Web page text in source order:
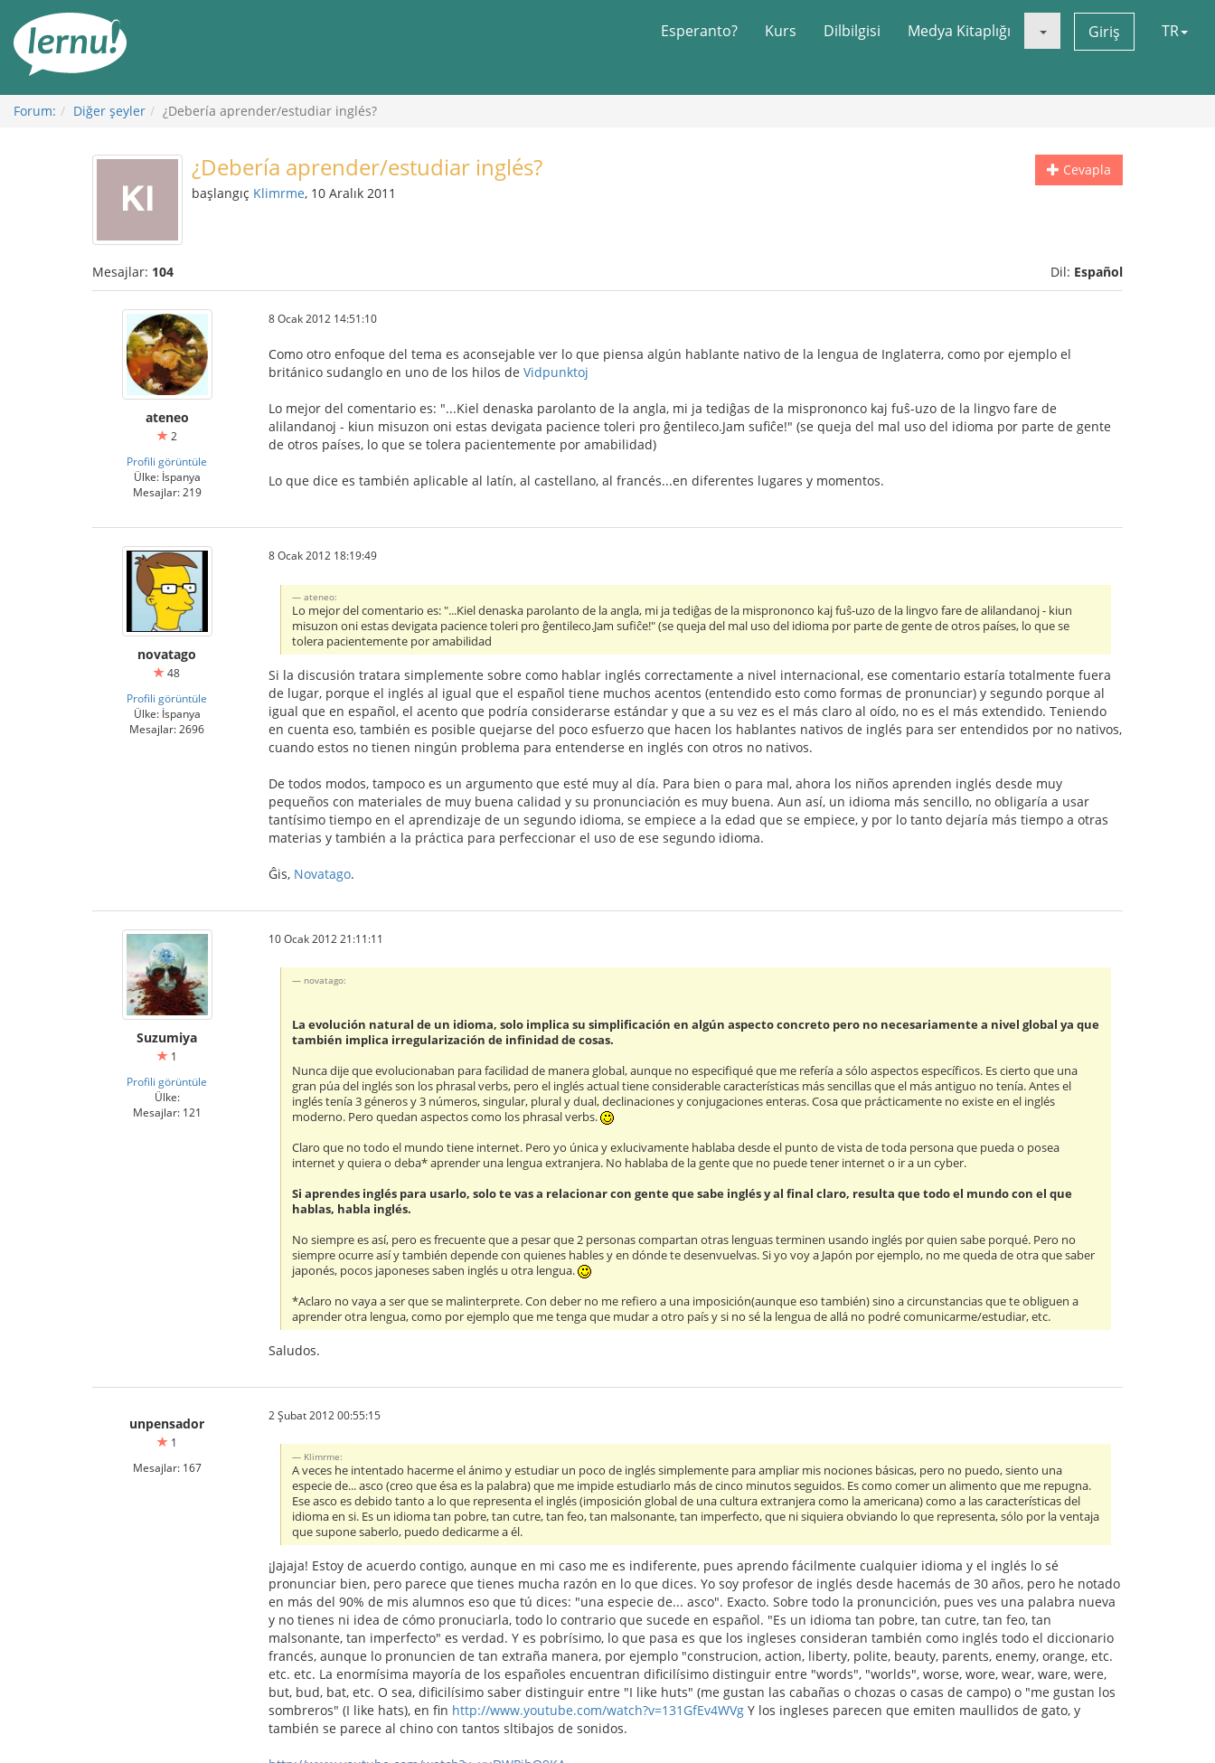
Görüntüleme
Esperanto? Kurs Dilbilgisi Medya Kitaplığı Giriş TR
Forum: Diğer şeyler ¿Debería aprender/estudiar inglés?
Cevapla
¿Debería aprender/estudiar inglés?
başlangıç Klimrme, 10 Aralık 2011
Mesajlar: 104 Dil: Español
ateneo
2
Profili görüntüle
Ülke: İspanya
Mesajlar: 219
8 Ocak 2012 14:51:10
Como otro enfoque del tema es aconsejable ver lo que piensa algún hablante nativo de la lengua de Inglaterra, como por ejemplo el
británico sudanglo en uno de los hilos de Vidpunktoj
Lo mejor del comentario es: "...Kiel denaska parolanto de la angla, mi ja tediĝas de la misprononco kaj fuŝ-uzo de la lingvo fare de
alilandanoj - kiun misuzon oni estas devigata pacience toleri pro ĝentileco.Jam sufiĉe!" (se queja del mal uso del idioma por parte de gente
de otros países, lo que se tolera pacientemente por amabilidad)
Lo que dice es también aplicable al latín, al castellano, al francés...en diferentes lugares y momentos.
novatago
48
Profili görüntüle
Ülke: İspanya
Mesajlar: 2696
8 Ocak 2012 18:19:49
ateneo:
Lo mejor del comentario es: "...Kiel denaska parolanto de la angla, mi ja tediĝas de la misprononco kaj fuŝ-uzo de la lingvo fare de alilandanoj - kiun
misuzon oni estas devigata pacience toleri pro ĝentileco.Jam sufiĉe!" (se queja del mal uso del idioma por parte de gente de otros países, lo que se
tolera pacientemente por amabilidad
Si la discusión tratara simplemente sobre como hablar inglés correctamente a nivel internacional, ese comentario estaría totalmente fuera
de lugar, porque el inglés al igual que el español tiene muchos acentos (entendido esto como formas de pronunciar) y segundo porque al
igual que en español, el acento que podría considerarse estándar y que a su vez es el más claro al oído, no es el más extendido. Teniendo
en cuenta eso, también es posible quejarse del poco esfuerzo que hacen los hablantes nativos de inglés para ser entendidos por no nativos,
cuando estos no tienen ningún problema para entenderse en inglés con otros no nativos.
De todos modos, tampoco es un argumento que esté muy al día. Para bien o para mal, ahora los niños aprenden inglés desde muy
pequeños con materiales de muy buena calidad y su pronunciación es muy buena. Aun así, un idioma más sencillo, no obligaría a usar
tantísimo tiempo en el aprendizaje de un segundo idioma, se empiece a la edad que se empiece, y por lo tanto dejaría más tiempo a otras
materias y también a la práctica para perfeccionar el uso de ese segundo idioma.
Ĝis, Novatago.
Suzumiya
1
Profili görüntüle
Ülke:
Mesajlar: 121
10 Ocak 2012 21:11:11
novatago:
La evolución natural de un idioma, solo implica su simplificación en algún aspecto concreto pero no necesariamente a nivel global ya que
también implica irregularización de infinidad de cosas.
Nunca dije que evolucionaban para facilidad de manera global, aunque no especifiqué que me refería a sólo aspectos específicos. Es cierto que una
gran púa del inglés son los phrasal verbs, pero el inglés actual tiene considerable características más sencillas que el más antiguo no tenía. Antes el
inglés tenía 3 géneros y 3 números, singular, plural y dual, declinaciones y conjugaciones enteras. Cosa que prácticamente no existe en el inglés
moderno. Pero quedan aspectos como los phrasal verbs.
Claro que no todo el mundo tiene internet. Pero yo única y exlucivamente hablaba desde el punto de vista de toda persona que pueda o posea
internet y quiera o deba* aprender una lengua extranjera. No hablaba de la gente que no puede tener internet o ir a un cyber.
Si aprendes inglés para usarlo, solo te vas a relacionar con gente que sabe inglés y al final claro, resulta que todo el mundo con el que
hablas, habla inglés.
No siempre es así, pero es frecuente que a pesar que 2 personas compartan otras lenguas terminen usando inglés por quien sabe porqué. Pero no
siempre ocurre así y también depende con quienes hables y en dónde te desenvuelvas. Si yo voy a Japón por ejemplo, no me queda de otra que saber
japonés, pocos japoneses saben inglés u otra lengua.
*Aclaro no vaya a ser que se malinterprete. Con deber no me refiero a una imposición(aunque eso también) sino a circunstancias que te obliguen a
aprender otra lengua, como por ejemplo que me tenga que mudar a otro país y si no sé la lengua de allá no podré comunicarme/estudiar, etc.
Saludos.
unpensador
1
Mesajlar: 167
2 Şubat 2012 00:55:15
Klimrme:
A veces he intentado hacerme el ánimo y estudiar un poco de inglés simplemente para ampliar mis nociones básicas, pero no puedo, siento una
especie de... asco (creo que ésa es la palabra) que me impide estudiarlo más de cinco minutos seguidos. Es como comer un alimento que me repugna.
Ese asco es debido tanto a lo que representa el inglés (imposición global de una cultura extranjera como la americana) como a las características del
idioma en si. Es un idioma tan pobre, tan cutre, tan feo, tan malsonante, tan imperfecto, que ni siquiera obviando lo que representa, sólo por la ventaja
que supone saberlo, puedo dedicarme a él.
¡Jajaja! Estoy de acuerdo contigo, aunque en mi caso me es indiferente, pues aprendo fácilmente cualquier idioma y el inglés lo sé
pronunciar bien, pero parece que tienes mucha razón en lo que dices. Yo soy profesor de inglés desde hacemás de 30 años, pero he notado
en más del 90% de mis alumnos eso que tú dices: "una especie de... asco". Exacto. Sobre todo la pronuncición, pues ves una palabra nueva
y no tienes ni idea de cómo pronuciarla, todo lo contrario que sucede en español. "Es un idioma tan pobre, tan cutre, tan feo, tan
malsonante, tan imperfecto" es verdad. Y es pobrísimo, lo que pasa es que los ingleses consideran también como inglés todo el diccionario
francés, aunque lo pronuncien de tan extraña manera, por ejemplo "construcion, action, liberty, polite, beauty, parents, enemy, orange, etc.
etc. etc. La enormísima mayoría de los españoles encuentran dificilísimo distinguir entre "words", "worlds", worse, wore, wear, ware, were,
but, bud, bat, etc. O sea, dificilísimo saber distinguir entre "I like huts" (me gustan las cabañas o chozas o casas de campo) o "me gustan los
sombreros" (I like hats), en fin http://www.youtube.com/watch?v=131GfEv4WVg Y los ingleses parecen que emiten maullidos de gato, y
también se parece al chino con tantos sltibajos de sonidos.